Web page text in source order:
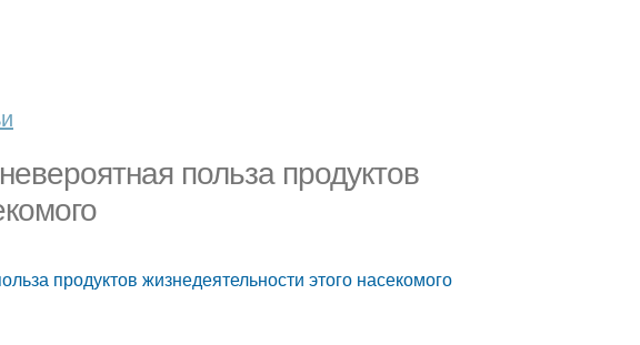
польза продуктов
продуктов жизнедеятельности этого насекомого